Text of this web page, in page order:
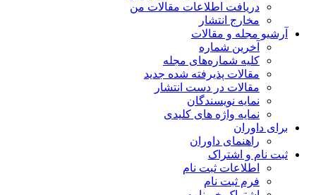
دریافت اطلاعات مقالات من
مخارج انتشار
آرشیو مجله و مقالات
آخرین شماره
کلیه شماره‌های مجله
مقالات پذیرفته شده جدید
مقالات در دست انتشار
نمایه نویسندگان
نمایه واژه های کلیدی
برای داوران
راهنمای داوران
ثبت نام و اشتراک
اطلاعات ثبت نام
فرم ثبت نام